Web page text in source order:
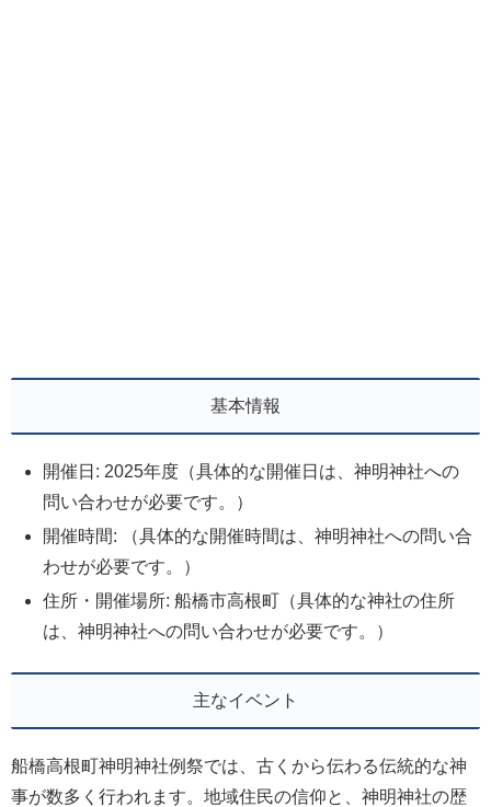
基本情報
開催日: 2025年度（具体的な開催日は、神明神社への
問い合わせが必要です。）
開催時間: （具体的な開催時間は、神明神社への問い合
わせが必要です。）
住所・開催場所: 船橋市高根町（具体的な神社の住所
は、神明神社への問い合わせが必要です。）
主なイベント
船橋高根町神明神社例祭では、古くから伝わる伝統的な神
事が数多く行われます。地域住民の信仰と、神明神社の歴